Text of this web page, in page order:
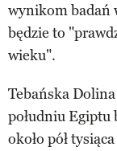
wynikom badań
będzie to
wieku".
Tebańska
południu Egiptu
około pół